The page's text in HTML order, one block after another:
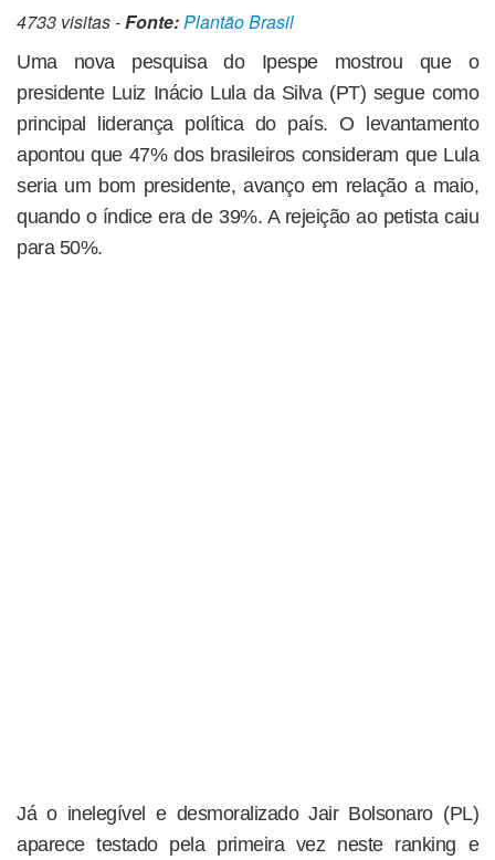
4733 visitas -Fonte:Plantão Brasil
Uma nova pesquisa do Ipespe mostrou que o
presidente Luiz Inácio Lula da Silva (PT) segue como
principal liderança política do país. O levantamento
apontou que 47% dos brasileiros consideram que Lula
seria um bom presidente, avanço em relação a maio,
quando o índice era de 39%. A rejeição ao petista caiu
para 50%.
Já o inelegível e desmoralizado Jair Bolsonaro (PL)
aparece testado pela primeira vez neste ranking e